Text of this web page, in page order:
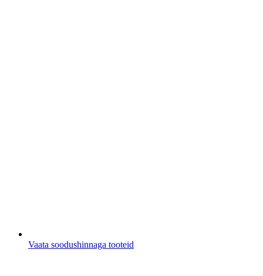
Vaata soodushinnaga tooteid